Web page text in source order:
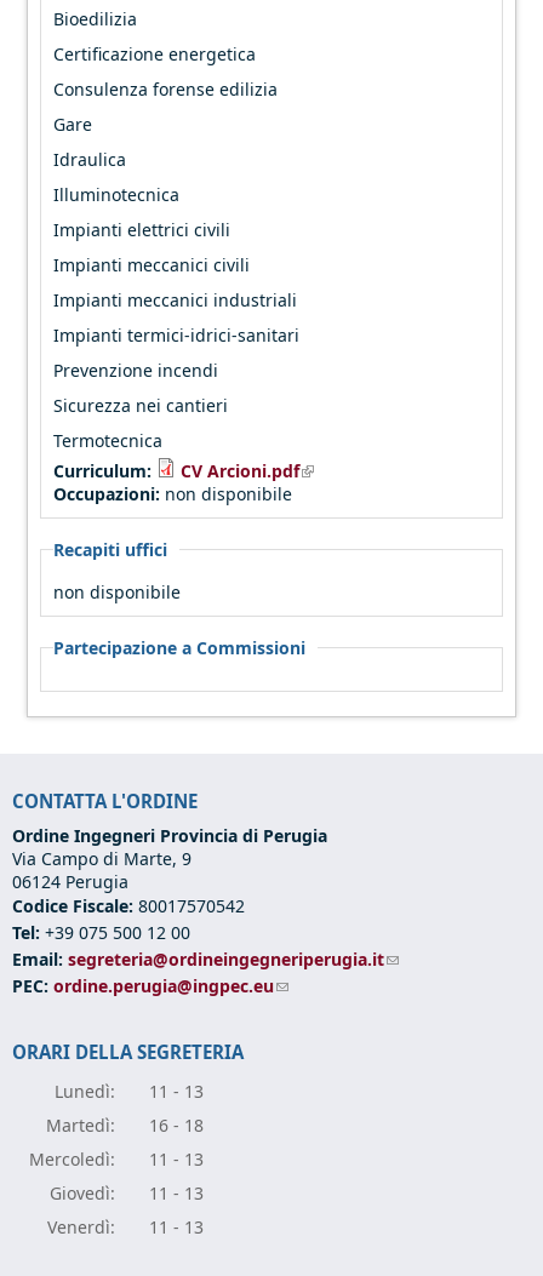
Bioedilizia
Certificazione energetica
Consulenza forense edilizia
Gare
Idraulica
Illuminotecnica
Impianti elettrici civili
Impianti meccanici civili
Impianti meccanici industriali
Impianti termici-idrici-sanitari
Prevenzione incendi
Sicurezza nei cantieri
Termotecnica
Curriculum:
CV Arcioni.pdf(link is external)
Occupazioni: non disponibile
Recapiti uffici
non disponibile
Partecipazione a Commissioni
CONTATTA L'ORDINE
Ordine Ingegneri Provincia di Perugia
Via Campo di Marte, 9
06124 Perugia
Codice Fiscale: 80017570542
Tel: +39 075 500 12 00
Email: segreteria@ordineingegneriperugia.it(link sends e-mail)
PEC: ordine.perugia@ingpec.eu(link sends e-mail)
ORARI DELLA SEGRETERIA
Lunedì:
11 - 13
Martedì:
16 - 18
Mercoledì:
11 - 13
Giovedì:
11 - 13
Venerdì: 11 - 13